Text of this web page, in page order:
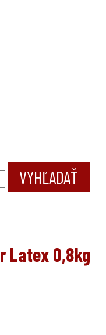
VYHĽADAŤ
Latex 0,8kg